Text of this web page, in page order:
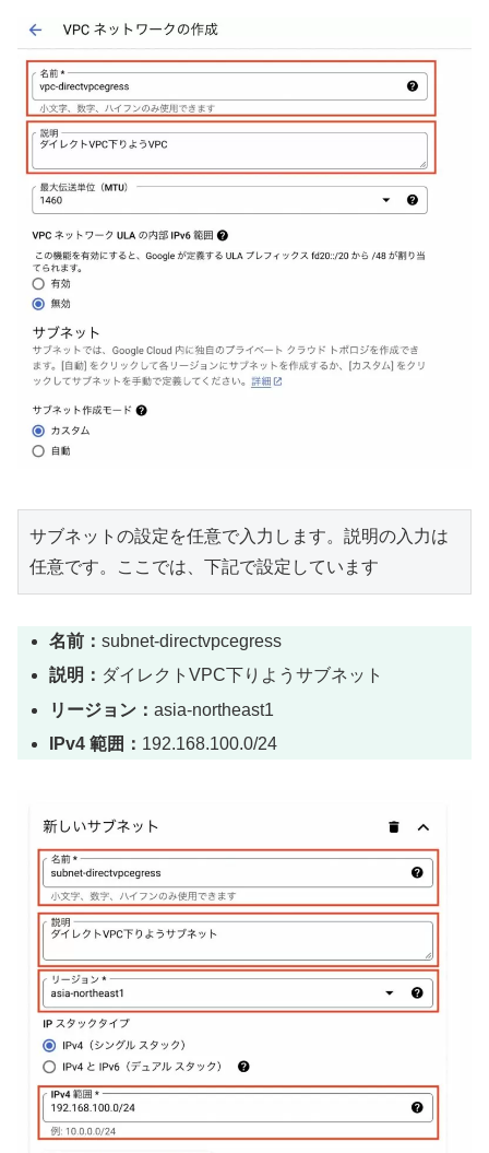
サブネットの設定を任意で入力します。説明の入力は
任意です。ここでは、下記で設定しています
名前：subnet-directvpcegress
説明： ダイレクトVPC下りようサブネット
リージョン：asia-northeast1
IPv4 範囲： 192.168.100.0/24